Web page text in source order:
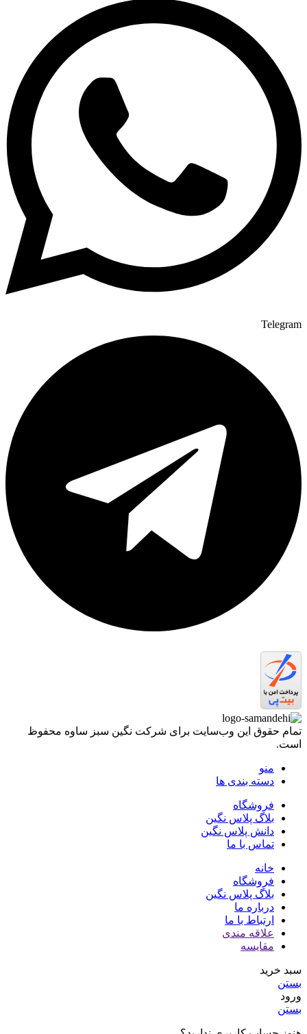
Telegram
تمام حقوق اين وب‌سايت برای شرکت نگین سبز ساوه محفوظ
است.
منو
دسته بندی ها
فروشگاه
بلاگ پلاس نگین
دانش پلاس نگین
تماس با ما
خانه
فروشگاه
بلاگ پلاس نگین
درباره ما
ارتباط با ما
علاقه مندی
مقایسه
سبد خرید
بستن
ورود
بستن